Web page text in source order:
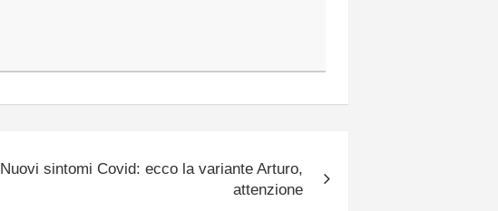
Nuovi sintomi Covid: ecco la variante Arturo,
attenzione